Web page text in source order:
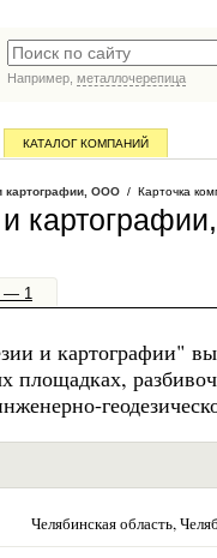
Например, металлочерепица
КАТАЛОГ КОМПАНИЙ
картографии, ООО / Карточка
и
— 1
и картографии"
площадках,
Челябинская область,